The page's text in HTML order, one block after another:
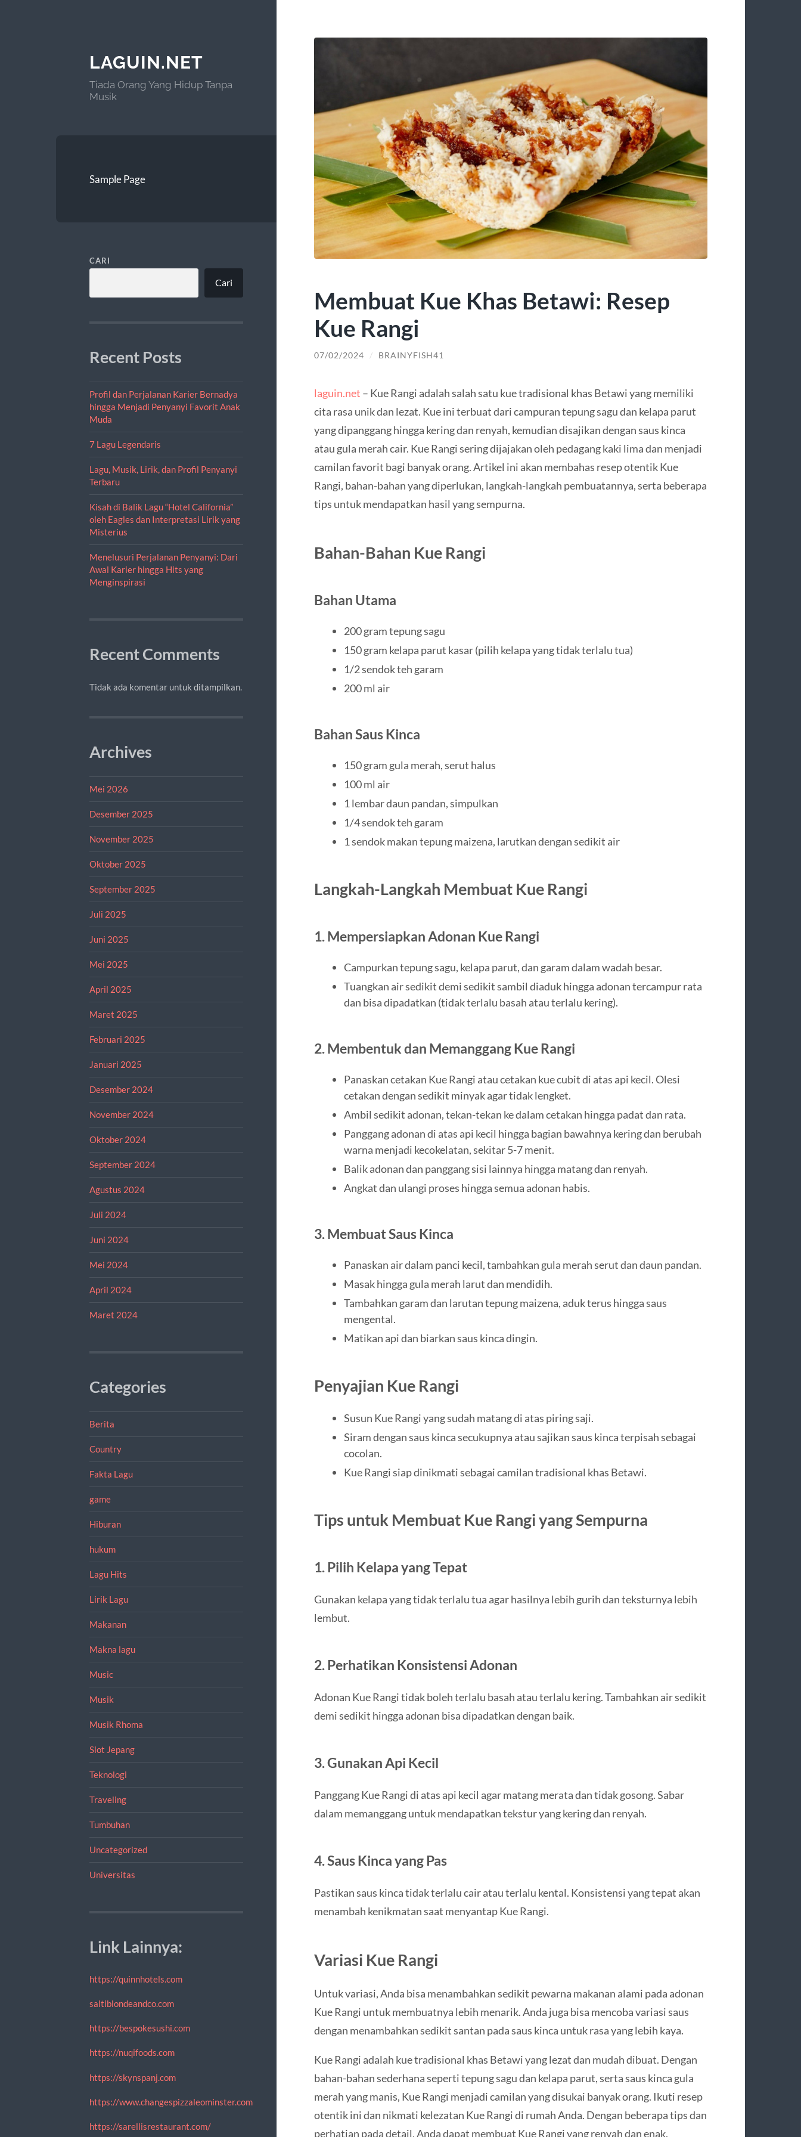
LAGUIN.NET
Tiada Orang Yang Hidup Tanpa
Musik
Sample Page
CARI
Cari
Recent Posts
Profil dan Perjalanan Karier Bernadya
hingga Menjadi Penyanyi Favorit Anak
Muda
7 Lagu Legendaris
Lagu, Musik, Lirik, dan Profil Penyanyi
Terbaru
Kisah di Balik Lagu “Hotel California”
oleh Eagles dan Interpretasi Lirik yang
Misterius
Menelusuri Perjalanan Penyanyi: Dari
Awal Karier hingga Hits yang
Menginspirasi
Recent Comments
Tidak ada komentar untuk ditampilkan.
Archives
Mei 2026
Desember 2025
November 2025
Oktober 2025
September 2025
Juli 2025
Juni 2025
Mei 2025
April 2025
Maret 2025
Februari 2025
Januari 2025
Desember 2024
November 2024
Oktober 2024
September 2024
Agustus 2024
Juli 2024
Juni 2024
Mei 2024
April 2024
Maret 2024
Categories
Berita
Country
Fakta Lagu
game
Hiburan
hukum
Lagu Hits
Lirik Lagu
Makanan
Makna lagu
Music
Musik
Musik Rhoma
Slot Jepang
Teknologi
Traveling
Tumbuhan
Uncategorized
Universitas
Link Lainnya:
https://quinnhotels.com
saltiblondeandco.com
https://bespokesushi.com
https://nuqifoods.com
https://skynspanj.com
https://www.changespizzaleominster.com
https://sarellisrestaurant.com/
Membuat Kue Khas Betawi: Resep
Kue Rangi
07/02/2024 / BRAINYFISH41
laguin.net – Kue Rangi adalah salah satu kue tradisional khas Betawi yang memiliki
cita rasa unik dan lezat. Kue ini terbuat dari campuran tepung sagu dan kelapa parut
yang dipanggang hingga kering dan renyah, kemudian disajikan dengan saus kinca
atau gula merah cair. Kue Rangi sering dijajakan oleh pedagang kaki lima dan menjadi
camilan favorit bagi banyak orang. Artikel ini akan membahas resep otentik Kue
Rangi, bahan-bahan yang diperlukan, langkah-langkah pembuatannya, serta beberapa
tips untuk mendapatkan hasil yang sempurna.
Bahan-Bahan Kue Rangi
Bahan Utama
200 gram tepung sagu
150 gram kelapa parut kasar (pilih kelapa yang tidak terlalu tua)
1/2 sendok teh garam
200 ml air
Bahan Saus Kinca
150 gram gula merah, serut halus
100 ml air
1 lembar daun pandan, simpulkan
1/4 sendok teh garam
1 sendok makan tepung maizena, larutkan dengan sedikit air
Langkah-Langkah Membuat Kue Rangi
1.Mempersiapkan Adonan Kue Rangi
Campurkan tepung sagu, kelapa parut, dan garam dalam wadah besar.
Tuangkan air sedikit demi sedikit sambil diaduk hingga adonan tercampur rata
dan bisa dipadatkan (tidak terlalu basah atau terlalu kering).
2.Membentuk dan Memanggang Kue Rangi
Panaskan cetakan Kue Rangi atau cetakan kue cubit di atas api kecil. Olesi
cetakan dengan sedikit minyak agar tidak lengket.
Ambil sedikit adonan, tekan-tekan ke dalam cetakan hingga padat dan rata.
Panggang adonan di atas api kecil hingga bagian bawahnya kering dan berubah
warna menjadi kecokelatan, sekitar 5-7 menit.
Balik adonan dan panggang sisi lainnya hingga matang dan renyah.
Angkat dan ulangi proses hingga semua adonan habis.
3.Membuat Saus Kinca
Panaskan air dalam panci kecil, tambahkan gula merah serut dan daun pandan.
Masak hingga gula merah larut dan mendidih.
Tambahkan garam dan larutan tepung maizena, aduk terus hingga saus
mengental.
Matikan api dan biarkan saus kinca dingin.
Penyajian Kue Rangi
Susun Kue Rangi yang sudah matang di atas piring saji.
Siram dengan saus kinca secukupnya atau sajikan saus kinca terpisah sebagai
cocolan.
Kue Rangi siap dinikmati sebagai camilan tradisional khas Betawi.
Tips untuk Membuat Kue Rangi yang Sempurna
1.Pilih Kelapa yang Tepat
Gunakan kelapa yang tidak terlalu tua agar hasilnya lebih gurih dan teksturnya lebih
lembut.
2.Perhatikan Konsistensi Adonan
Adonan Kue Rangi tidak boleh terlalu basah atau terlalu kering. Tambahkan air sedikit
demi sedikit hingga adonan bisa dipadatkan dengan baik.
3.Gunakan Api Kecil
Panggang Kue Rangi di atas api kecil agar matang merata dan tidak gosong. Sabar
dalam memanggang untuk mendapatkan tekstur yang kering dan renyah.
4.Saus Kinca yang Pas
Pastikan saus kinca tidak terlalu cair atau terlalu kental. Konsistensi yang tepat akan
menambah kenikmatan saat menyantap Kue Rangi.
Variasi Kue Rangi
Untuk variasi, Anda bisa menambahkan sedikit pewarna makanan alami pada adonan
Kue Rangi untuk membuatnya lebih menarik. Anda juga bisa mencoba variasi saus
dengan menambahkan sedikit santan pada saus kinca untuk rasa yang lebih kaya.
Kue Rangi adalah kue tradisional khas Betawi yang lezat dan mudah dibuat. Dengan
bahan-bahan sederhana seperti tepung sagu dan kelapa parut, serta saus kinca gula
merah yang manis, Kue Rangi menjadi camilan yang disukai banyak orang. Ikuti resep
otentik ini dan nikmati kelezatan Kue Rangi di rumah Anda. Dengan beberapa tips dan
perhatian pada detail, Anda dapat membuat Kue Rangi yang renyah dan enak.